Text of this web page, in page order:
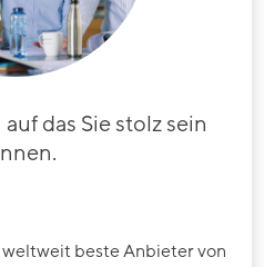
das Sie stolz sein
weltweit beste Anbieter von